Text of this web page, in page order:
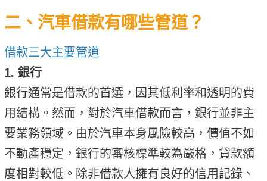
二、汽車借款有哪些管道？
借款三大主要管道
1. 銀行
銀行通常是借款的首選，因其低利率和透明的費
用結構。然而，對於汽車借款而言，銀行並非主
要業務領域。由於汽車本身風險較高，價值不如
不動產穩定，銀行的審核標準較為嚴格，貸款額
度相對較低。除非借款人擁有良好的信用記錄、